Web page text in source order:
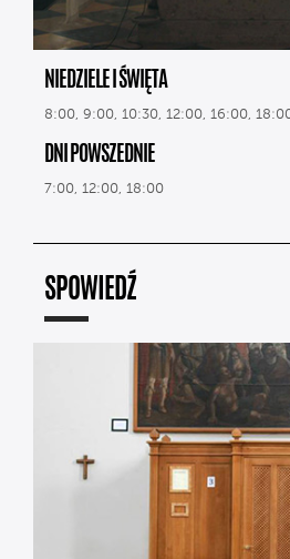
NIEDZIELE I ŚWIĘTA
8:00, 9:00, 10:30, 12:00, 16:00,
DNI POWSZEDNIE
7:00, 12:00, 18:00
SPOWIEDŹ